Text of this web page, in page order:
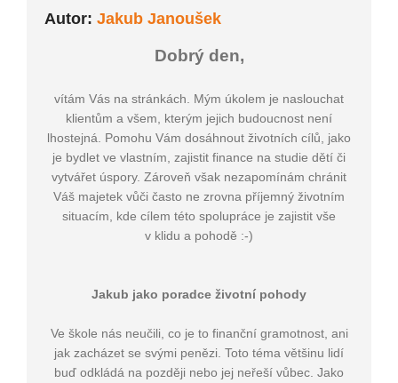
Autor: Jakub Janoušek
Dobrý den,
vítám Vás na stránkách. Mým úkolem je naslouchat
klientům a všem, kterým jejich budoucnost není
lhostejná. Pomohu Vám dosáhnout životních cílů, jako
je bydlet ve vlastním, zajistit finance na studie dětí či
vytvářet úspory. Zároveň však nezapomínám chránit
Váš majetek vůči často ne zrovna příjemný životním
situacím, kde cílem této spolupráce je zajistit vše
v klidu a pohodě :-)
Jakub jako poradce životní pohody
Ve škole nás neučili, co je to finanční gramotnost, ani
jak zacházet se svými penězi. Toto téma většinu lidí
buď odkládá na později nebo jej neřeší vůbec. Jako